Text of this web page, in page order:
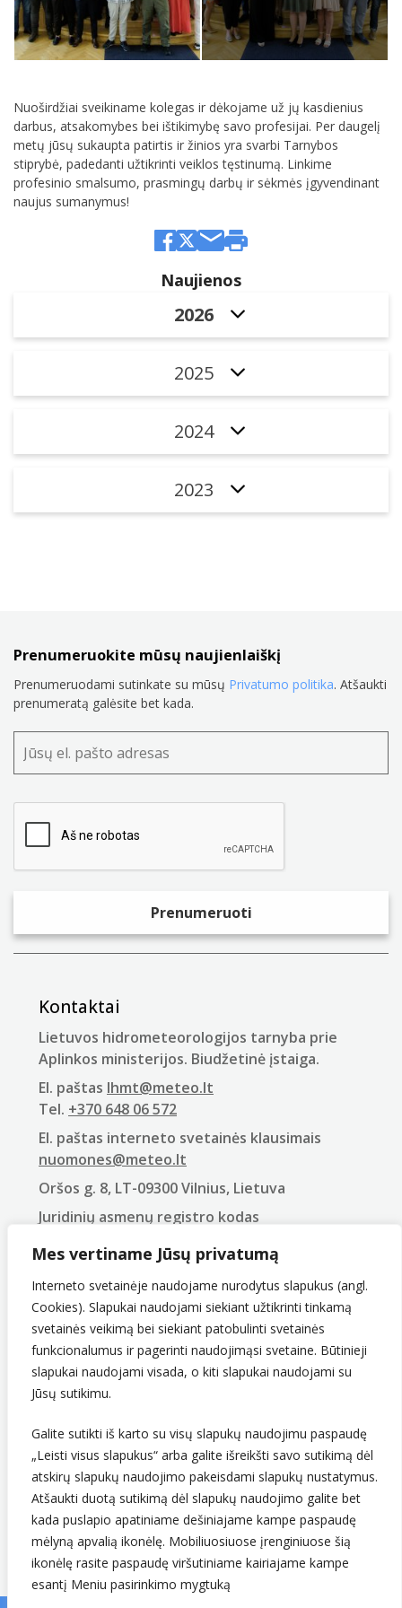
Mes vertiname Jūsų privatumą
Interneto svetainėje naudojame nurodytus slapukus (angl.
Cookies). Slapukai naudojami siekiant užtikrinti tinkamą
svetainės veikimą bei siekiant patobulinti svetainės
funkcionalumus ir pagerinti naudojimąsi svetaine. Būtinieji
slapukai naudojami visada, o kiti slapukai naudojami su
Jūsų sutikimu.
Galite sutikti iš karto su visų slapukų naudojimu paspaudę
„Leisti visus slapukus“ arba galite išreikšti savo sutikimą dėl
atskirų slapukų naudojimo pakeisdami slapukų nustatymus.
Atšaukti duotą sutikimą dėl slapukų naudojimo galite bet
kada puslapio apatiniame dešiniajame kampe paspaudę
mėlyną apvalią ikonėlę. Mobiliuosiuose įrenginiuose šią
ikonėlę rasite paspaudę viršutiniame kairiajame kampe
esantį Meniu pasirinkimo mygtuką
Naujienos
2026
2025
2024
2023
Nuoširdžiai sveikiname kolegas ir dėkojame už jų kasdienius
darbus, atsakomybes bei ištikimybę savo profesijai. Per daugelį
metų jūsų sukaupta patirtis ir žinios yra svarbi Tarnybos
stiprybė, padedanti užtikrinti veiklos tęstinumą. Linkime
profesinio smalsumo, prasmingų darbų ir sėkmės įgyvendinant
naujus sumanymus!
Prenumeruokite mūsų naujienlaiškį
Prenumeruodami sutinkate su mūsų Privatumo politika. Atšaukti
prenumeratą galėsite bet kada.
Kontaktai
Lietuvos hidrometeorologijos tarnyba prie
Aplinkos ministerijos. Biudžetinė įstaiga.
El. paštas lhmt@meteo.lt
Tel. +370 648 06 572
El. paštas interneto svetainės klausimais
nuomones@meteo.lt
Oršos g. 8, LT-09300 Vilnius, Lietuva
Juridinių asmenų registro kodas
PVM mokėtojo kodas
LT907432416
Sekite mus